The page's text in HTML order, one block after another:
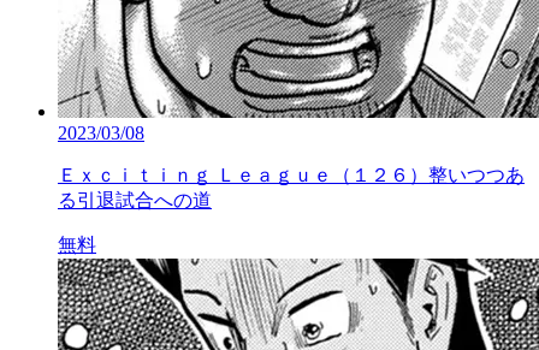
2023/03/08
Ｅｘｃｉｔｉｎｇ Ｌｅａｇｕｅ（１２６）整いつつあ
る引退試合への道
無料